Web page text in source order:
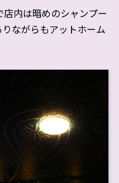
内は暗めのシャンプー
ながらもアットホーム